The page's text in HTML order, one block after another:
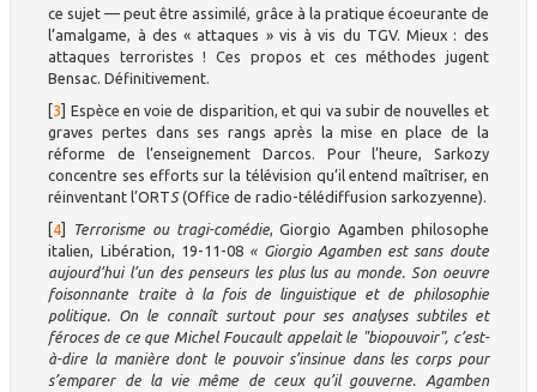
ce sujet — peut être assimilé, grâce à la pratique écoeurante de
l’amalgame, à des « attaques » vis à vis du TGV. Mieux : des
attaques terroristes ! Ces propos et ces méthodes jugent
Bensac. Définitivement.
3
Espèce en voie de disparition, et qui va subir de nouvelles et
graves pertes dans ses rangs après la mise en place de la
réforme de l’enseignement Darcos. Pour l’heure, Sarkozy
concentre ses efforts sur la télévision qu’il entend maîtriser, en
réinventant l’ORTS(Office de radio-télédiffusion sarkozyenne).
4 Terrorisme ou tragi-comédie, Giorgio Agamben philosophe
italien, Libération, 19-11-08 « Giorgio Agamben est sans doute
aujourd’hui l’un des penseurs les plus lus au monde. Son oeuvre
foisonnante traite à la fois de linguistique et de philosophie
politique. On le connaît surtout pour ses analyses subtiles et
féroces de ce que Michel Foucault appelait le "biopouvoir", c’est-
à-dire la manière dont le pouvoir s’insinue dans les corps pour
s’emparer de la vie même de ceux qu’il gouverne. Agamben